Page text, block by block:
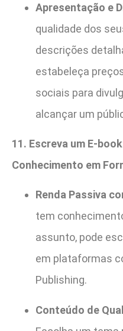
Apresentação e
qualidade dos
descrições
estabeleça
sociais para
alcançar um
11. Escreva um E-
Conhecimento em
Renda Passiva
tem
assunto, pode
em plataformas
Publishing.
Conteúdo de